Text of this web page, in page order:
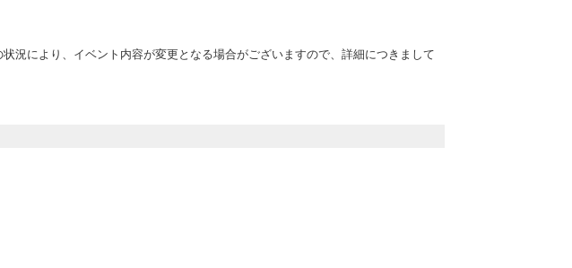
況により、イベント内容が変更となる場合がございますので、詳細につきまして